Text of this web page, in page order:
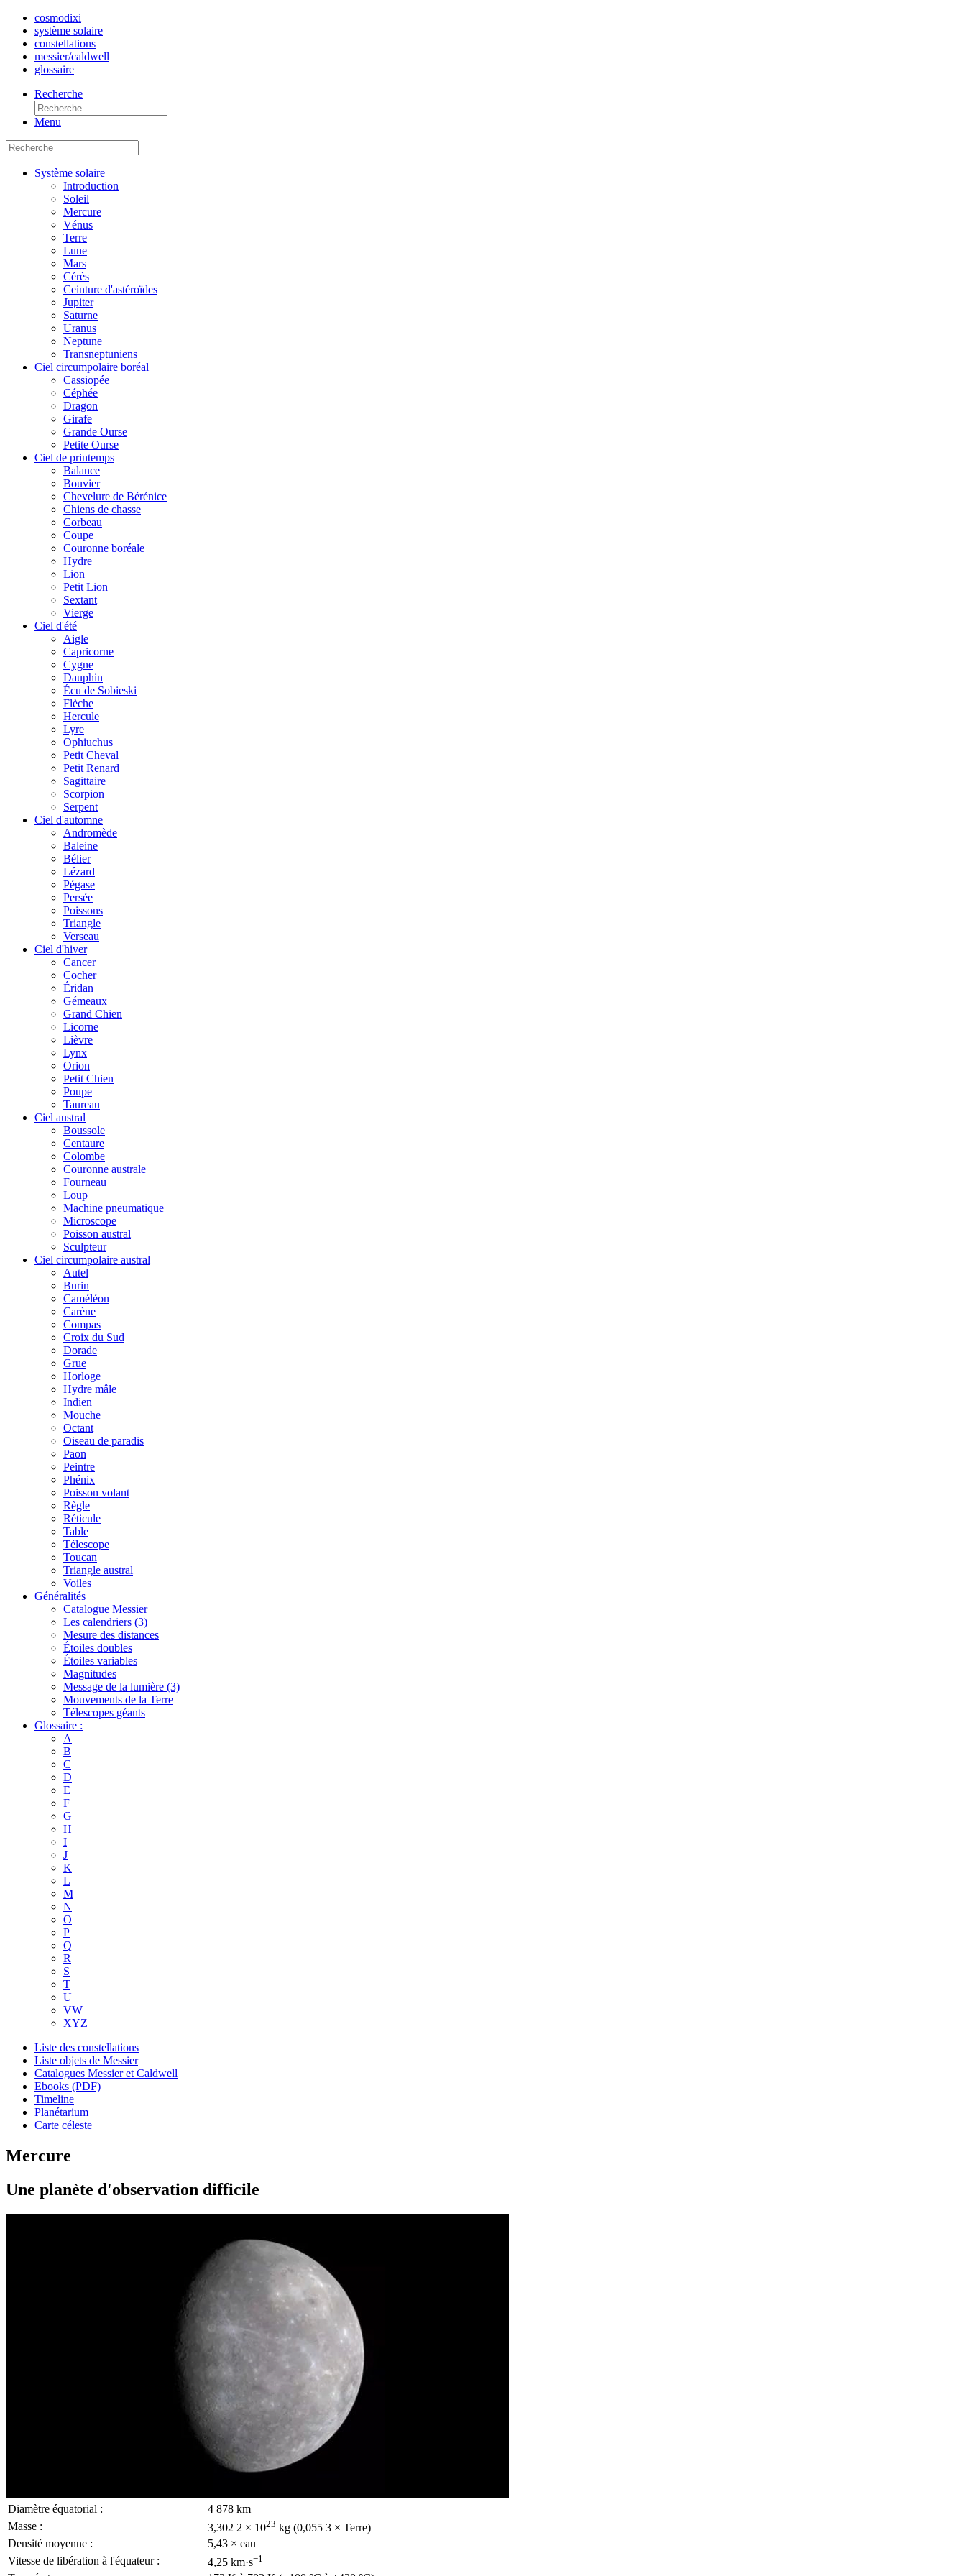
cosmodixi
système solaire
constellations
messier/caldwell
glossaire
Recherche
Menu
Système solaire
Introduction
Soleil
Mercure
Vénus
Terre
Lune
Mars
Cérès
Ceinture d'astéroïdes
Jupiter
Saturne
Uranus
Neptune
Transneptuniens
Ciel circumpolaire boréal
Cassiopée
Céphée
Dragon
Girafe
Grande Ourse
Petite Ourse
Ciel de printemps
Balance
Bouvier
Chevelure de Bérénice
Chiens de chasse
Corbeau
Coupe
Couronne boréale
Hydre
Lion
Petit Lion
Sextant
Vierge
Ciel d'été
Aigle
Capricorne
Cygne
Dauphin
Écu de Sobieski
Flèche
Hercule
Lyre
Ophiuchus
Petit Cheval
Petit Renard
Sagittaire
Scorpion
Serpent
Ciel d'automne
Andromède
Baleine
Bélier
Lézard
Pégase
Persée
Poissons
Triangle
Verseau
Ciel d'hiver
Cancer
Cocher
Éridan
Gémeaux
Grand Chien
Licorne
Lièvre
Lynx
Orion
Petit Chien
Poupe
Taureau
Ciel austral
Boussole
Centaure
Colombe
Couronne australe
Fourneau
Loup
Machine pneumatique
Microscope
Poisson austral
Sculpteur
Ciel circumpolaire austral
Autel
Burin
Caméléon
Carène
Compas
Croix du Sud
Dorade
Grue
Horloge
Hydre mâle
Indien
Mouche
Octant
Oiseau de paradis
Paon
Peintre
Phénix
Poisson volant
Règle
Réticule
Table
Télescope
Toucan
Triangle austral
Voiles
Généralités
Catalogue Messier
Les calendriers (3)
Mesure des distances
Étoiles doubles
Étoiles variables
Magnitudes
Message de la lumière (3)
Mouvements de la Terre
Télescopes géants
Glossaire :
A
B
C
D
E
F
G
H
I
J
K
L
M
N
O
P
Q
R
S
T
U
VW
XYZ
Liste des constellations
Liste objets de Messier
Catalogues Messier et Caldwell
Ebooks (PDF)
Timeline
Planétarium
Carte céleste
Mercure
Une planète d'observation difficile
Diamètre équatorial :
4 878 km
Masse :
3,302 2 × 1023 kg (0,055 3 × Terre)
Densité moyenne :
5,43 × eau
Vitesse de libération à l'équateur :
4,25 km·s−1